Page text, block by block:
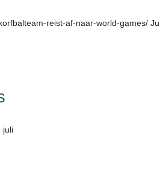
reist-af-naar-world-games/
juli